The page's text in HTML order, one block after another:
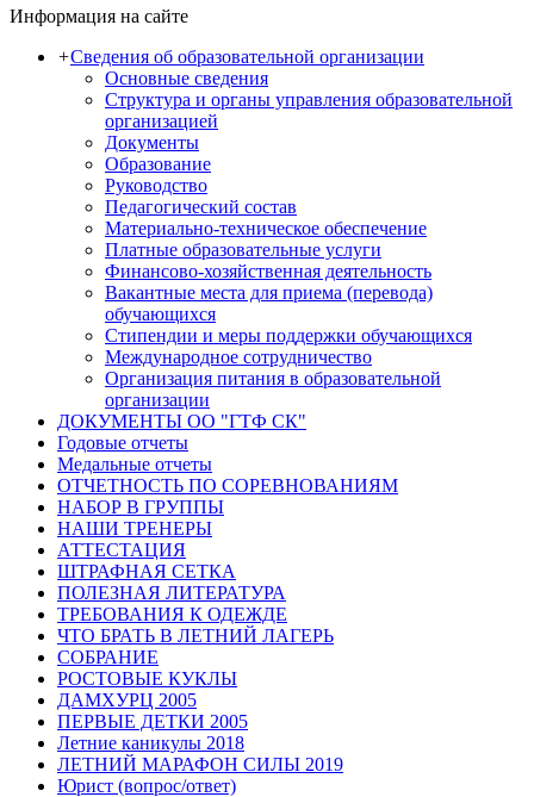
Информация на сайте
+Сведения об образовательной организации
Основные сведения
Структура и органы управления образовательной
организацией
Документы
Образование
Руководство
Педагогический состав
Материально-техническое обеспечение
Платные образовательные услуги
Финансово-хозяйственная деятельность
Вакантные места для приема (перевода)
обучающихся
Стипендии и меры поддержки обучающихся
Международное сотрудничество
Организация питания в образовательной
организации
ДОКУМЕНТЫ ОО "ГТФ СК"
Годовые отчеты
Медальные отчеты
ОТЧЕТНОСТЬ ПО СОРЕВНОВАНИЯМ
НАБОР В ГРУППЫ
НАШИ ТРЕНЕРЫ
АТТЕСТАЦИЯ
ШТРАФНАЯ СЕТКА
ПОЛЕЗНАЯ ЛИТЕРАТУРА
ТРЕБОВАНИЯ К ОДЕЖДЕ
ЧТО БРАТЬ В ЛЕТНИЙ ЛАГЕРЬ
СОБРАНИЕ
РОСТОВЫЕ КУКЛЫ
ДАМХУРЦ 2005
ПЕРВЫЕ ДЕТКИ 2005
Летние каникулы 2018
ЛЕТНИЙ МАРАФОН СИЛЫ 2019
Юрист (вопрос/ответ)